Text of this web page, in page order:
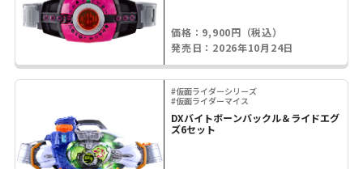
価格：9,900円（税込）
発売日：2026年10月24日
#仮面ライダーシリーズ
#仮面ライダーマイス
DXバイトボーンバックル＆ライドエグ
ズ6セット